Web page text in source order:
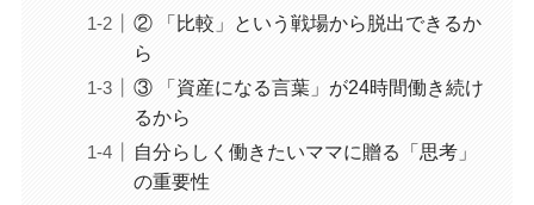
② 「比較」という戦場から脱出できるか
ら
③ 「資産になる言葉」が24時間働き続け
るから
自分らしく働きたいママに贈る「思考」
の重要性